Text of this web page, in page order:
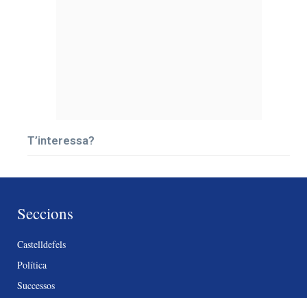
T’interessa?
Seccions
Castelldefels
Política
Successos